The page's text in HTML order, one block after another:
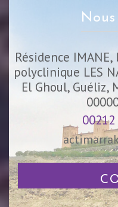
Résidence
polyclinique LES
El Ghoul, Guéliz,